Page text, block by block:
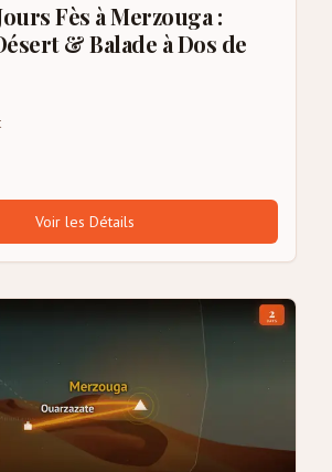
Fès à Merzouga :
& Balade à Dos de
Voir les Détails